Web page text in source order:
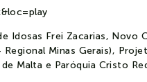
Idosas Frei Zacarias, Novo
Minas Gerais),
Malta e Paróquia Cristo